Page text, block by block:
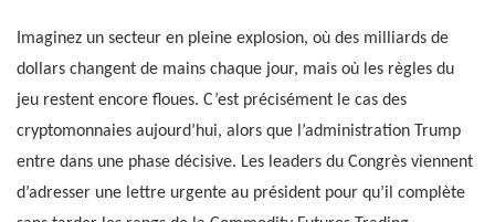
Imaginez un secteur en pleine explosion, où des milliards de
dollars changent de mains chaque jour, mais où les règles du
jeu restent encore floues. C’est précisément le cas des
cryptomonnaies aujourd’hui, alors que l’administration Trump
entre dans une phase décisive. Les leaders du Congrès viennent
d’adresser une lettre urgente au président pour qu’il complète